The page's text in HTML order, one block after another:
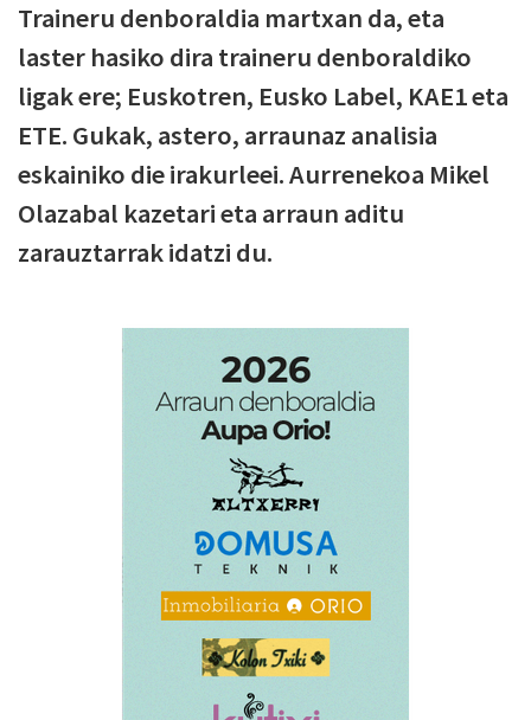
Traineru denboraldia martxan da, eta
laster hasiko dira traineru denboraldiko
ligak ere; Euskotren, Eusko Label, KAE1 eta
ETE. Gukak, astero, arraunaz analisia
eskainiko die irakurleei. Aurrenekoa Mikel
Olazabal kazetari eta arraun aditu
zarauztarrak idatzi du.